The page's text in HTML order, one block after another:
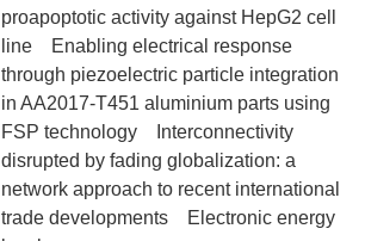
proapoptotic activity against HepG2 cell
line Enabling electrical response
through piezoelectric particle integration
in AA2017-T451 aluminium parts using
FSP technology Interconnectivity
disrupted by fading globalization: a
network approach to recent international
trade developments Electronic energy